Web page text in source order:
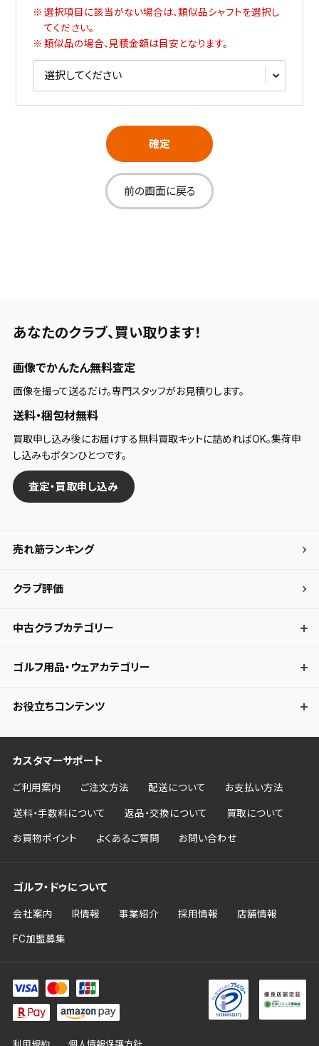
選択項⽬に該当がない場合は、類似品シャフトを選択し
てください。
類似品の場合、⾒積⾦額は⽬安となります。
確定
前の画面に戻る
あなたのクラブ、 買い取ります！
画像でかんたん無料査定
画像を撮って送るだけ。専門スタッフがお見積りします。
送料・梱包材無料
買取申し込み後にお届けする無料買取キットに詰めればOK。集荷申
し込みもボタンひとつです。
査定・買取申し込み
売れ筋ランキング
クラブ評価
中古クラブカテゴリー
ゴルフ用品・ウェアカテゴリー
お役立ちコンテンツ
カスタマーサポート
ご利用案内 ご注文方法 配送について お支払い方法
送料・手数料について 返品・交換について 買取について
お買物ポイント よくあるご質問 お問い合わせ
ゴルフ・ドゥについて
会社案内 IR情報 事業紹介 採用情報 店舗情報
FC加盟募集